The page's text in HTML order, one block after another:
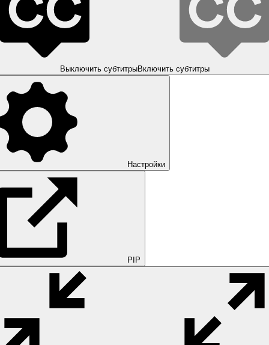
Выключить субтитрыВключить субтитры
Настройки
PIP